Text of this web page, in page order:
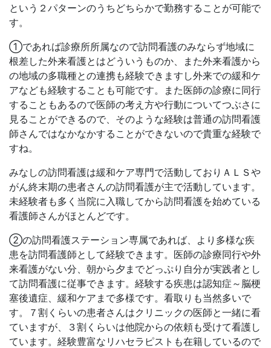
という２パターンのうちどちらかで勤務することが可能で
す。
①であれば診療所所属なので訪問看護のみならず地域に
根差した外来看護とはどういうものか、また外来看護から
の地域の多職種との連携も経験できますし外来での緩和ケ
アなども経験することも可能です。また医師の診療に同行
することもあるので医師の考え方や行動についてつぶさに
見ることができるので、そのような経験は普通の訪問看護
師さんではなかなかすることができないので貴重な経験で
すね。
みなしの訪問看護は緩和ケア専門で活動しておりＡＬＳや
がん終末期の患者さんの訪問看護が主で活動しています。
未経験者も多く当院に入職してから訪問看護を始めている
看護師さんがほとんどです。
②の訪問看護ステーション専属であれば、より多様な疾
患を訪問看護師として経験できます。医師の診療同行や外
来看護がない分、朝から夕までどっぷり自分が実践者とし
て訪問看護に従事できます。経験する疾患は認知症～脳梗
塞後遺症、緩和ケアまで多様です。看取りも当然多いで
す。７割くらいの患者さんはクリニックの医師と一緒に看
ていますが、３割くらいは他院からの依頼も受けて看護し
ています。経験豊富なリハセラピストも在籍しているので